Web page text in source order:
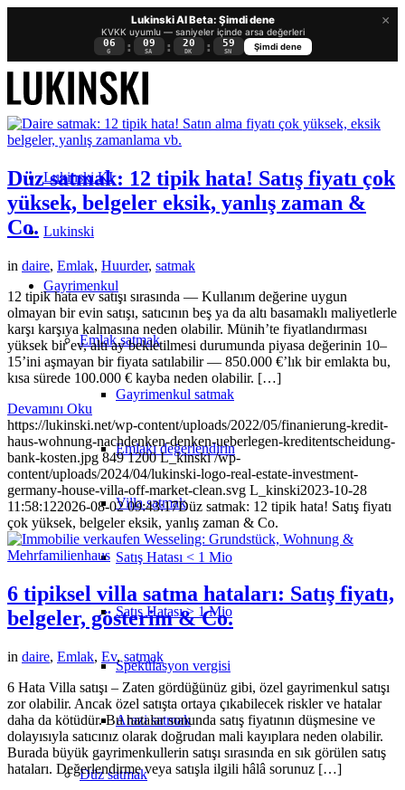
×
Lukinski AI Beta: Şimdi dene
KVKK uyumlu — saniyeler içinde arsa değerleri
06
G : 09
SA : 20
DK : 59
SN
Şimdi dene
Lukinski KI
Lukinski
Gayrimenkul
Emlak satmak
Gayrimenkul satmak
Emlakı değerlendirin
Villa satmak
Satış Hatası < 1 Mio
Satış Hatası > 1 Mio
Spekülasyon vergisi
Arazi satmak
Düzsatmak
Düz satmak: 12 tipik hata! Satış fiyatı çok
yüksek, belgeler eksik, yanlış zaman &
Co.
in daire, Emlak, Huurder, satmak
12 tipik hata ev satışı sırasında — Kullanım değerine uygun
olmayan bir evin satışı, satıcının beş ya da altı basamaklı maliyetlerle
karşı karşıya kalmasına neden olabilir. Münih’te fiyatlandırması
yüksek bir ev, altı ay bekletilmesi durumunda piyasa değerinin 10–
15’ini aşmayan bir fiyata satılabilir — 850.000 €’lık bir emlakta bu,
kısa sürede 100.000 € kayba neden olabilir. […]
Devamını Oku
https://lukinski.net/wp-content/uploads/2022/05/finanierung-kredit-
haus-wohnung-nachdenken-denken-ueberlegen-kreditentscheidung-
bank-kosten.jpg 849 1200 L_kinski /wp-
content/uploads/2024/04/lukinski-logo-real-estate-investment-
germany-house-villa-off-market-clean.svg L_kinski2023-10-28
11:58:122026-08-02 09:43:17Düz satmak: 12 tipik hata! Satış fiyatı
çok yüksek, belgeler eksik, yanlış zaman & Co.
6 tipiksel villa satma hataları: Satış fiyatı,
belgeler, gösterim & Co.
in daire, Emlak, Ev, satmak
6 Hata Villa satışı – Zaten gördüğünüz gibi, özel gayrimenkul satışı
zor olabilir. Ancak özel satışta ortaya çıkabilecek riskler ve hatalar
daha da kötüdür. Bu hatalar sonunda satış fiyatının düşmesine ve
dolayısıyla satıcınız olarak doğrudan mali kayıplara neden olabilir.
Burada büyük gayrimenkullerin satışı sırasında en sık görülen satış
hataları. Değerlendirme veya satışla ilgili hâlâ sorunuz […]